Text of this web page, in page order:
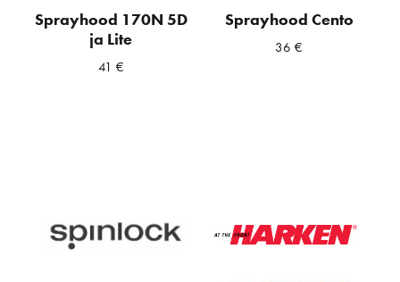
Sprayhood 170N 5D
ja Lite
41 €
Sprayhood Cento
36€